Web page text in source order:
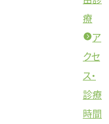
療
ア
クセ
ス・
診療
時間